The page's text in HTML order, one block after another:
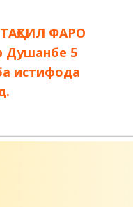
ФАРО
Душанбе 5
истифода